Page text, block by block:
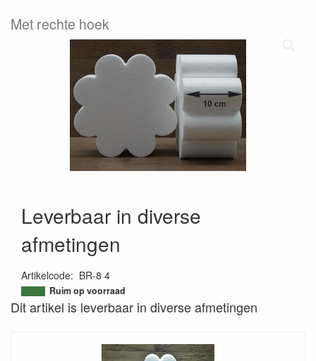
Met rechte hoek
Leverbaar in diverse
afmetingen
Artikelcode: BR-8 4
9506834843147
Ruim op voorraad
Dit artikel is leverbaar in diverse afmetingen